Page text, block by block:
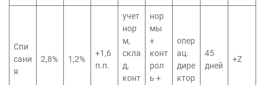
Спи
сани
я
2,8% 1,2%
+1,6
п.п.
учет
нор
м,
скла
д,
конт
нор
мы
+
конт
рол
ь +
опер
ац.
дире
ктор
45
дней
+Z